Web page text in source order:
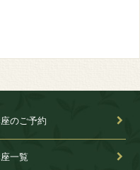
のご予約
一覧